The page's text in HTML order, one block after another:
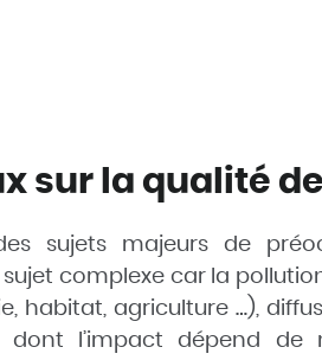
sur la qualité de
sujets majeurs de
sujet complexe car la
habitat, agriculture …),
dont l’impact dépend de